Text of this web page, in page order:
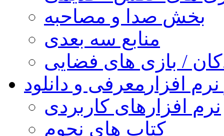
بخش صدا و مصاحبه
منابع سه بعدی
/ بازی های فضایی
افزار معرفی و دانلود
نرم افزارهای کاربردی
کتاب های نجوم